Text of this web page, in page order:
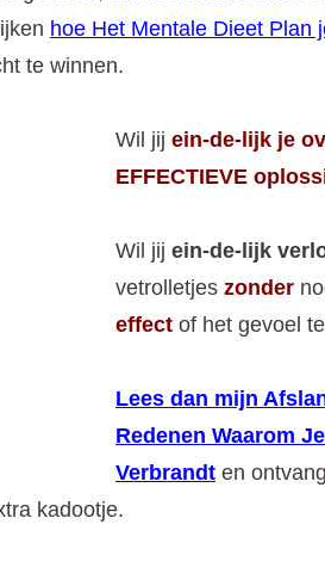
hoe Het Mentale Dieet Plan
te winnen.
Wil jij ein-de-lijk je
EFFECTIEVE
Wil jij ein-de-lijk
vetrolletjes zonder
effect of het gevoel
Lees dan mijn
Redenen Waarom
Verbrandt en ontvang
kadootje.